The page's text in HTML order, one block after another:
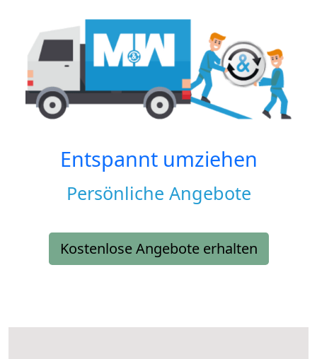
Entspannt umziehen
Persönliche Angebote
Kostenlose Angebote erhalten